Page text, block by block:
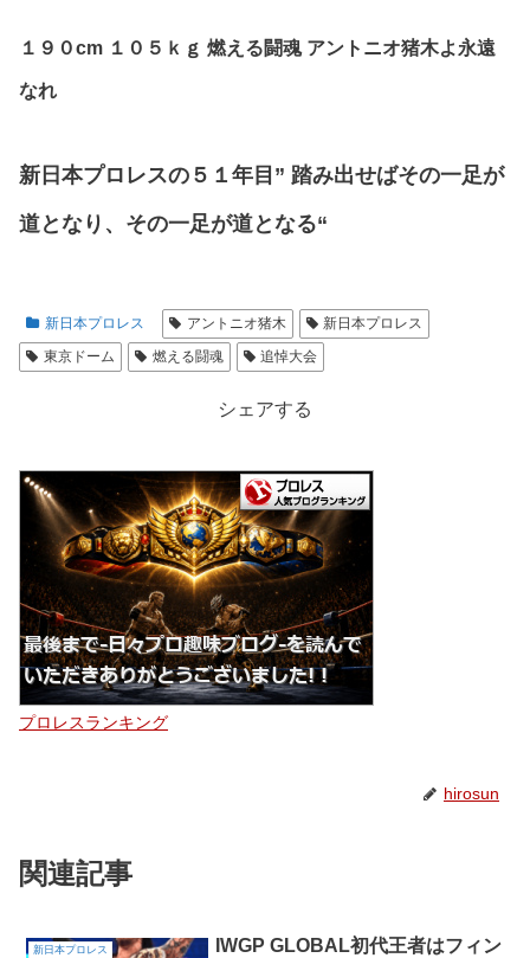
１９０cm １０５ｋｇ 燃える闘魂 アントニオ猪木よ永遠
なれ
新日本プロレスの５１年目 ” 踏み出せばその一足が
道となり、その一足が道となる“
新日本プロレス アントニオ猪木
新日本プロレス
東京ドーム
燃える闘魂 追悼大会
シェアする
プロレスランキング
hirosun
関連記事
新日本プロレス
IWGP GLOBAL初代王者はフィン